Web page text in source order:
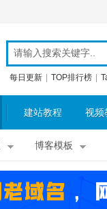
每日更新 TOP排行榜
建站教程 视频
博客模板